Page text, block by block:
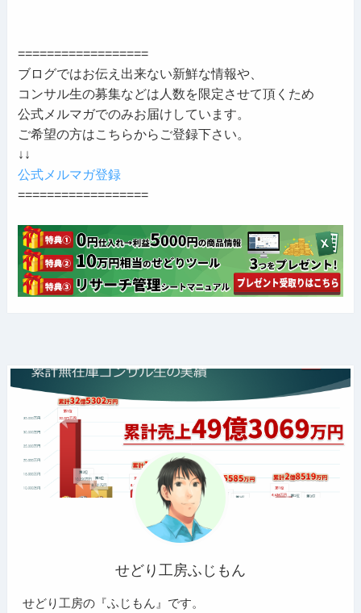
==================
ブログではお伝え出来ない新鮮な情報や、
コンサル生の募集などは人数を限定させて頂くため
公式メルマガでのみお届けしています。
ご希望の方はこちらからご登録下さい。
↓↓
公式メルマガ登録
==================
せどり工房ふじもん
せどり工房の『ふじもん』です。